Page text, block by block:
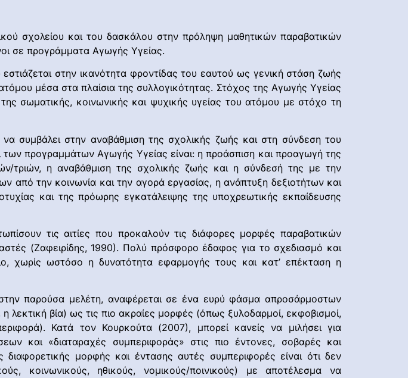
σχολείου και του δασκάλου στην πρόληψη μαθητικών παραβατικών
σε προγράμματα Αγωγής Υγείας.
στην ικανότητα φροντίδας του εαυτού ως γενική στάση ζωής
μέσα στα πλαίσια της συλλογικότητας. Στόχος της Αγωγής Υγείας
σωματικής, κοινωνικής και ψυχικής υγείας του ατόμου με στόχο τη
συμβάλει στην αναβάθμιση της σχολικής ζωής και στη σύνδεση του
προγραμμάτων Αγωγής Υγείας είναι: η προάσπιση και προαγωγή της
τριών, η αναβάθμιση της σχολικής ζωής και η σύνδεσή της με την
από την κοινωνία και την αγορά εργασίας, η ανάπτυξη δεξιοτήτων και
και της πρόωρης εγκατάλειψης της υποχρεωτικής εκπαίδευσης
τις αιτίες που προκαλούν τις διάφορες μορφές παραβατικών
(Ζαφειρίδης, 1990). Πολύ πρόσφορο έδαφος για το σχεδιασμό και
χωρίς ωστόσο η δυνατότητα εφαρμογής τους και κατ’ επέκταση η
παρούσα μελέτη, αναφέρεται σε ένα ευρύ φάσμα απροσάρμοστων
λεκτική βία) ως τις πιο ακραίες μορφές (όπως ξυλοδαρμοί, εκφοβισμοί,
Κατά τον Κουρκούτα (2007), μπορεί κανείς να μιλήσει για
και «διαταραχές συμπεριφοράς» στις πιο έντονες, σοβαρές και
μορφής και έντασης αυτές συμπεριφορές είναι ότι δεν
κοινωνικούς, ηθικούς, νομικούς/ποινικούς) με αποτέλεσμα να